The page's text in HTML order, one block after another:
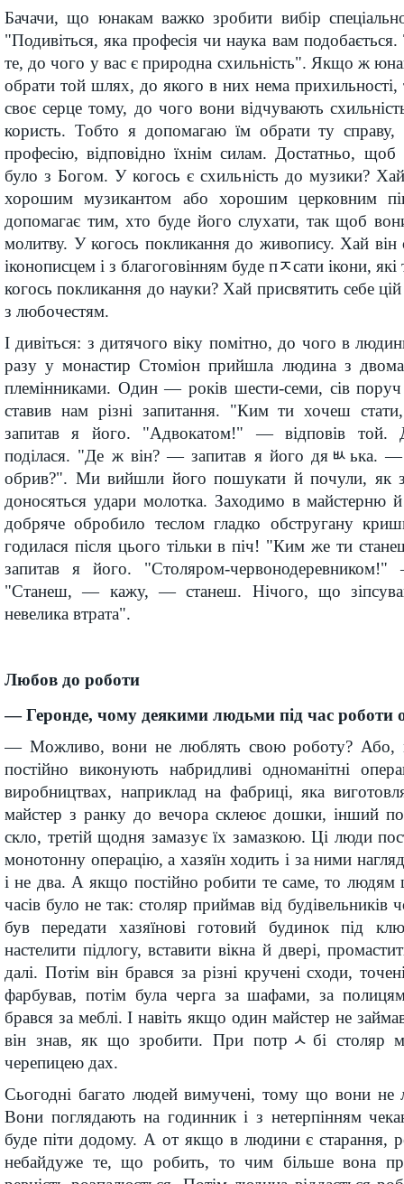
Бачачи, що юнакам важко зробити вибір
"Подивіться, яка професія чи наука вам
те, до чого у вас є природна схильність". Якщо ж
обрати той шлях, до якого в них нема
своє серце тому, до чого вони відчувають
користь. Тобто я допомагаю їм обрати ту справу,
професію, відповідно їхнім силам. Достатньо,
було з Богом. У когось є схильність до музики?
хорошим музикантом або хорошим церковним
допомагає тим, хто буде його слухати, так щоб
молитву. У когось покликання до живопису. Хай він
іконописцем і з благоговінням буде пﾸсати ікони,
когось покликання до науки? Хай присвятить себе цій
з любочестям.
І дивіться: з дитячого віку помітно, до чого в
разу у монастир Стоміон прийшла людина з
племінниками. Один — років шести-семи, сів
ставив нам різні запитання. "Ким ти хочеш
запитав я його. "Адвокатом!" — відповів той.
поділася. "Де ж він? — запитав я його дяﾴька. —
обрив?". Ми вийшли його пошукати й почули, як зі
доносяться удари молотка. Заходимо в майстерню
добряче обробило теслом гладко обстругану
годилася після цього тільки в піч! "Ким же ти
запитав я його. "Столяром-
"Станеш, — кажу, — станеш. Нічого, що
невелика втрата".
Любов до роботи
— Геронде, чому деякими людьми під час роботи
— Можливо, вони не люблять свою роботу? Або,
постійно виконують набридливі одноманітні
виробництвах, наприклад на фабриці, яка
майстер з ранку до вечора склеює дошки, інший
скло, третій щодня замазує їх замазкою. Ці люди
монотонну операцію, а хазяїн ходить і за ними
і не два. А якщо постійно робити те саме, то людям
часів було не так: столяр приймав від будівельників
був передати хазяїнові готовий будинок під
настелити підлогу, вставити вікна й двері,
далі. Потім він брався за різні кручені сходи,
фарбував, потім була черга за шафами, за
брався за меблі. І навіть якщо один майстер не
він знав, як що зробити. При потрﾵбі столяр
черепицею дах.
Сьогодні багато людей вимучені, тому що вони не
Вони поглядають на годинник і з нетерпінням
буде піти додому. А от якщо в людини є старання,
небайдуже те, що робить, то чим більше вона